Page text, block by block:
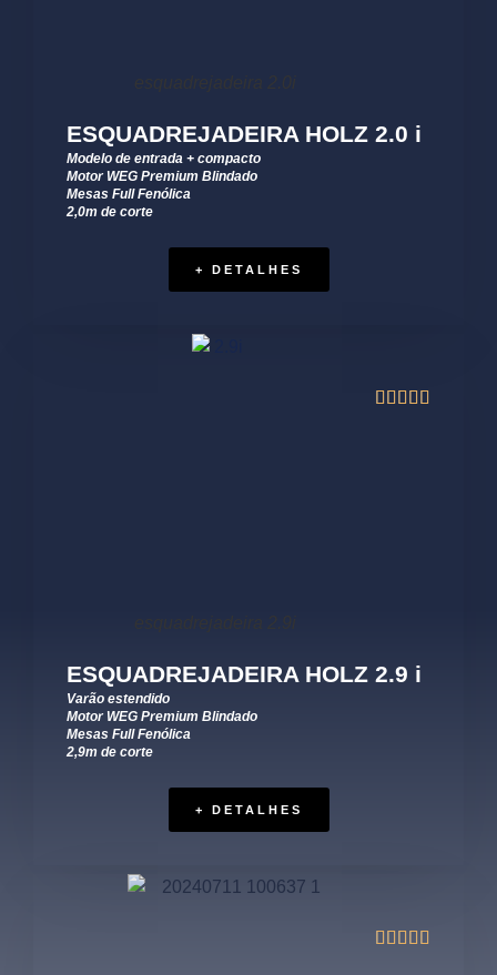
ESQUADREJADEIRA HOLZ 2.0 i
Modelo de entrada + compacto
Motor WEG Premium Blindado
Mesas Full Fenólica
2,0m de corte
+ DETALHES
    
ESQUADREJADEIRA HOLZ 2.9 i
Varão estendido
Motor WEG Premium Blindado
Mesas Full Fenólica
2,9m de corte
+ DETALHES
    